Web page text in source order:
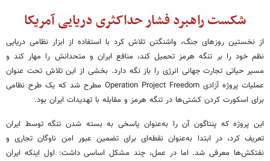
شکست راهبرد فشار حداکثری دریایی آمریکا
از نخستین روزهای جنگ، واشنگتن تلاش کرد با استفاده از ابزار نظامی دریایی
نظم خود را بر تنگه هرمز تحمیل کند، منافع ایران و متحدانش را مهار کند و
مسیر حیاتی تجارت جهانی انرژی را باز نگه دارد. بخشی از این تلاش تحت عنوان
عملیات پروژه آزادی Operation Project Freedom مطرح شد که یک طرح نظامی
برای اسکورت کردن کشتی‌ها در تنگه هرمز و مقابله با تهدیدات ایران بود.
این پروژه که پنتاگون آن را به‌عنوان پاسخی به بسته شدن تنگه توسط ایران
تعریف کرد، در ابتدا به‌عنوان نقطه‌ای برای تضمین عبور امن ناوگان تجاری و
نفتکش‌ها معرفی شد. اما در عمل، چند مشکل اساسی داشت: اول اینکه ایران